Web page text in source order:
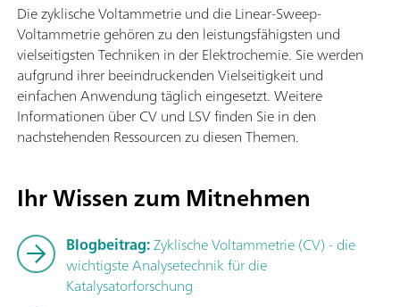
Die zyklische Voltammetrie und die Linear-Sweep-
Voltammetrie gehören zu den leistungsfähigsten und
vielseitigsten Techniken in der Elektrochemie. Sie werden
aufgrund ihrer beeindruckenden Vielseitigkeit und
einfachen Anwendung täglich eingesetzt. Weitere
Informationen über CV und LSV finden Sie in den
nachstehenden Ressourcen zu diesen Themen.
Ihr Wissen zum Mitnehmen
Blogbeitrag:Zyklische Voltammetrie (CV) - die
wichtigste Analysetechnik für die
Katalysatorforschung